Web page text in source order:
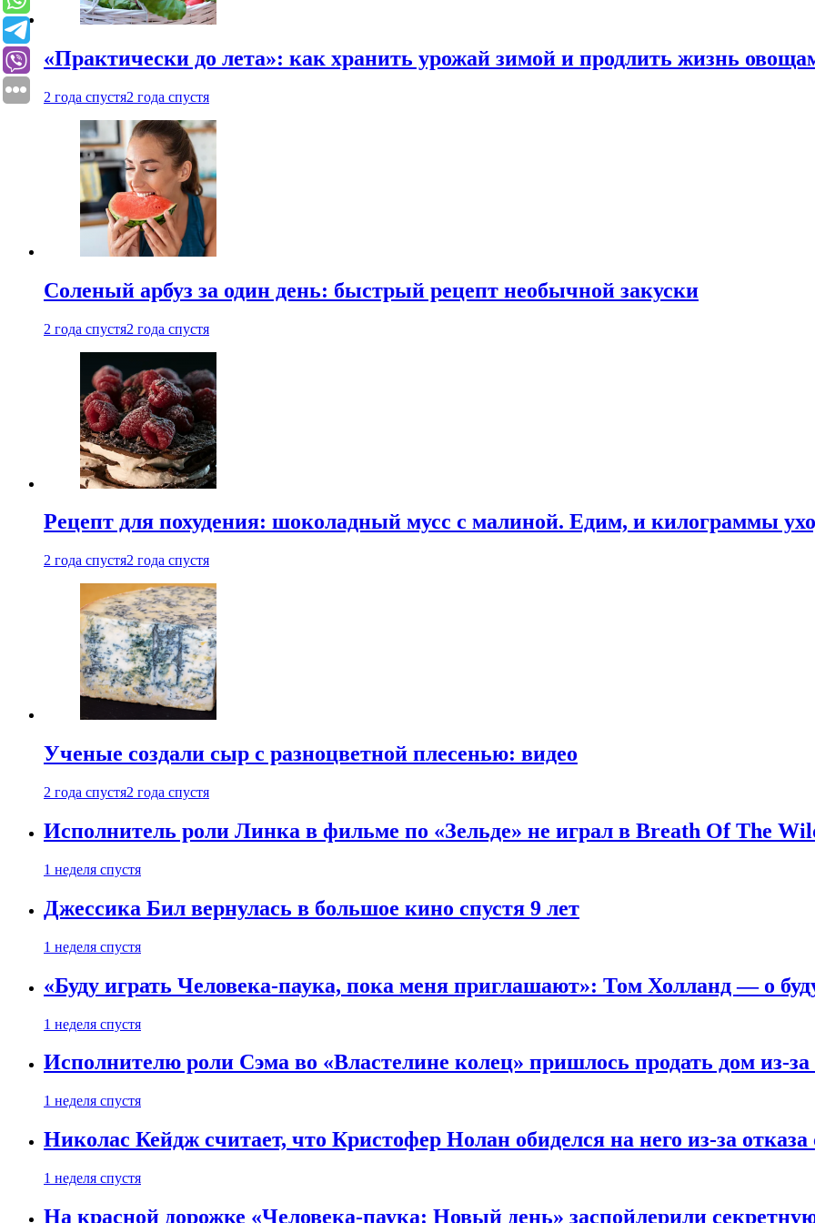
«Практически до лета»: как хранить урожай зимой и продлить жизнь
2 года спустя2 года спустя
Соленый арбуз за один день: быстрый рецепт необычной закуски
2 года спустя2 года спустя
Рецепт для похудения: шоколадный мусс с малиной. Едим, и килограммы
2 года спустя2 года спустя
Ученые создали сыр с разноцветной плесенью: видео
2 года спустя2 года спустя
Исполнитель роли Линка в фильме по «Зельде» не играл в Breath Of The
1 неделя спустя
Джессика Бил вернулась в большое кино спустя 9 лет
1 неделя спустя
«Буду играть Человека-паука, пока меня приглашают»: Том Холланд — о
1 неделя спустя
Исполнителю роли Сэма во «Властелине колец» пришлось продать дом из-за
1 неделя спустя
Николас Кейдж считает, что Кристофер Нолан обиделся на него из-за
1 неделя спустя
На красной дорожке «Человека-паука: Новый день» заспойлерили